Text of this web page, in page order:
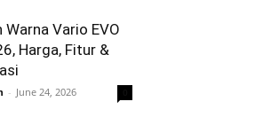
Warna Vario EVO
Harga, Fitur &
- June 24, 2026